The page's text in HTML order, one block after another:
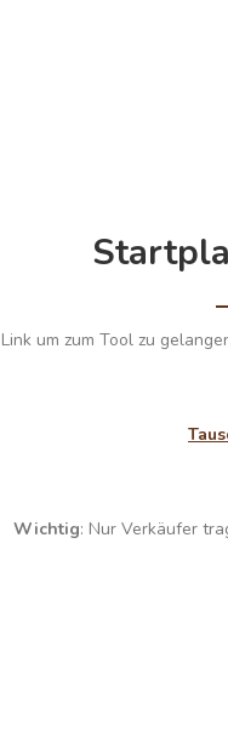
um zum Tool zu
Wichtig: Nur Verkäufer